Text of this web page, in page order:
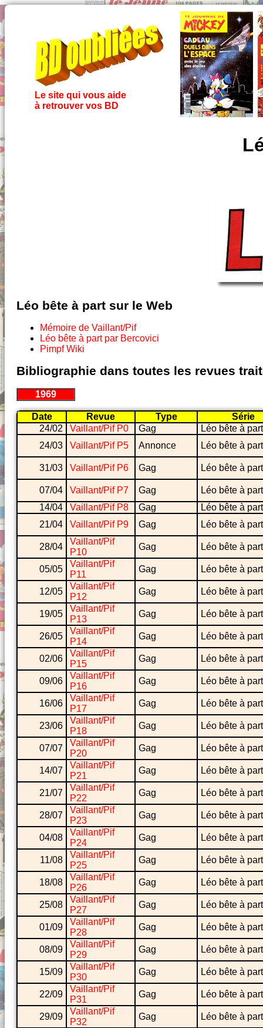
Le site qui vous aide
à retrouver vos BD
Léo bête à part sur le Web
Mémoire de Vaillant/Pif
Léo bête à part par Bercovici
Pimpf Wiki
Bibliographie dans toutes les revues
1969
Date Revue Type
Série
24/02
Vaillant/Pif P0 Gag
Léo bête à part
24/03
Vaillant/Pif P5 Annonce Léo bête à part
31/03 Vaillant/Pif P6 Gag Léo bête à part
07/04 Vaillant/Pif P7 Gag
Léo bête à part
14/04
Vaillant/Pif P8 Gag
Léo bête à part
21/04
Vaillant/Pif P9 Gag Léo bête à part
28/04
Vaillant/Pif
P10
Gag Léo bête à part
05/05
Vaillant/Pif
P11
Gag Léo bête à part
12/05
Vaillant/Pif
P12
Gag Léo bête à part
19/05
Vaillant/Pif
P13
Gag Léo bête à part
26/05
Vaillant/Pif
P14
Gag Léo bête à part
02/06
Vaillant/Pif
P15
Gag Léo bête à part
09/06
Vaillant/Pif
P16
Gag Léo bête à part
16/06
Vaillant/Pif
P17
Gag Léo bête à part
23/06
Vaillant/Pif
P18
Gag Léo bête à part
07/07
Vaillant/Pif
P20
Gag Léo bête à part
14/07
Vaillant/Pif
P21
Gag Léo bête à part
21/07
Vaillant/Pif
P22
Gag Léo bête à part
28/07
Vaillant/Pif
P23
Gag Léo bête à part
04/08
Vaillant/Pif
P24
Gag Léo bête à part
11/08
Vaillant/Pif
P25
Gag Léo bête à part
18/08
Vaillant/Pif
P26
Gag Léo bête à part
25/08
Vaillant/Pif
P27
Gag Léo bête à part
01/09
Vaillant/Pif
P28
Gag Léo bête à part
08/09
Vaillant/Pif
P29
Gag Léo bête à part
15/09
Vaillant/Pif
P30
Gag Léo bête à part
22/09
Vaillant/Pif
P31
Gag Léo bête à part
29/09
Vaillant/Pif
P32
Gag Léo bête à part